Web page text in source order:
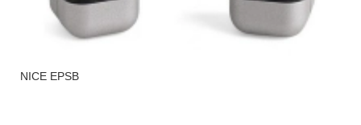
NICE EPSB